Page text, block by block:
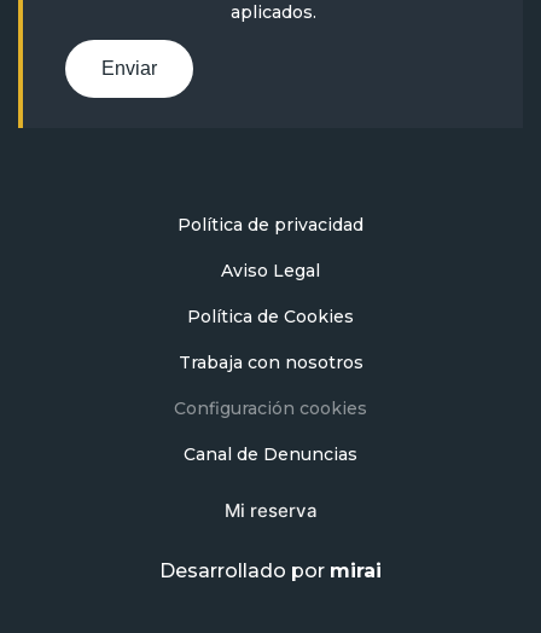
aplicados.
Enviar
Política de privacidad
Aviso Legal
Política de Cookies
Trabaja con nosotros
Configuración cookies
Canal de Denuncias
Mi reserva
Desarrollado por mirai